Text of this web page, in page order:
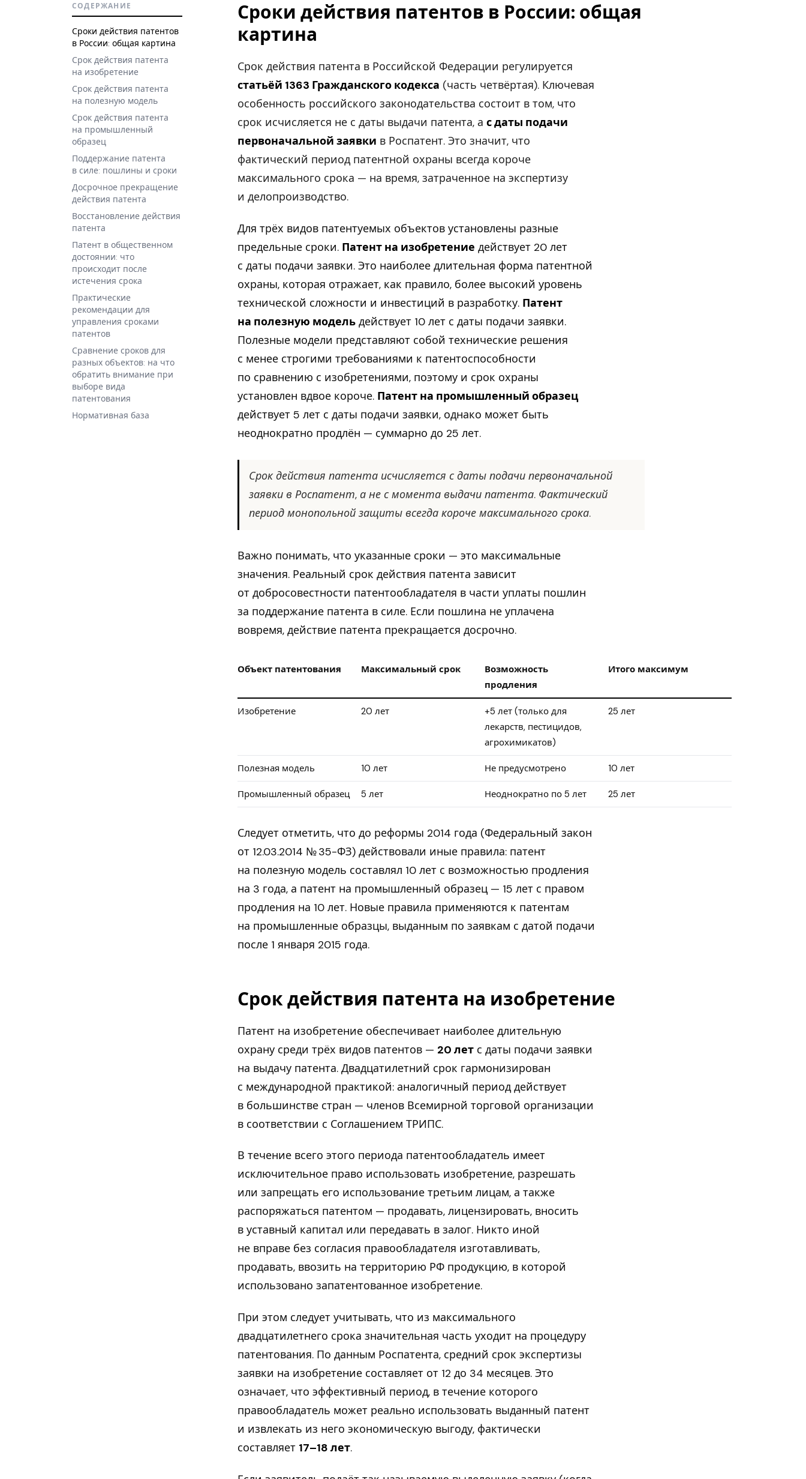
СОДЕРЖАНИЕ
Сроки действия патентов
в России: общая картина
Срок действия патента
на изобретение
Срок действия патента
на полезную модель
Срок действия патента
на промышленный
образец
Поддержание патента
в силе: пошлины и сроки
Досрочное прекращение
действия патента
Восстановление действия
патента
Патент в общественном
достоянии: что
происходит после
истечения срока
Практические
рекомендации для
управления сроками
патентов
Сравнение сроков для
разных объектов: на что
обратить внимание при
выборе вида
патентования
Нормативная база
Сроки действия патентов в России: общая
картина
Срок действия патента в Российской Федерации регулируется
статьёй 1363 Гражданского кодекса (часть четвёртая). Ключевая
особенность российского законодательства состоит в том, что
срок исчисляется не с даты выдачи патента, а с даты подачи
первоначальной заявки в Роспатент. Это значит, что
фактический период патентной охраны всегда короче
максимального срока — на время, затраченное на экспертизу
и делопроизводство.
Для трёх видов патентуемых объектов установлены разные
предельные сроки. Патент на изобретение действует 20 лет
с даты подачи заявки. Это наиболее длительная форма патентной
охраны, которая отражает, как правило, более высокий уровень
технической сложности и инвестиций в разработку. Патент
на полезную модель действует 10 лет с даты подачи заявки.
Полезные модели представляют собой технические решения
с менее строгими требованиями к патентоспособности
по сравнению с изобретениями, поэтому и срок охраны
установлен вдвое короче. Патент на промышленный образец
действует 5 лет с даты подачи заявки, однако может быть
неоднократно продлён — суммарно до 25 лет.
Срок действия патента исчисляется с даты подачи первоначальной
заявки в Роспатент, а не с момента выдачи патента. Фактический
период монопольной защиты всегда короче максимального срока.
Важно понимать, что указанные сроки — это максимальные
значения. Реальный срок действия патента зависит
от добросовестности патентообладателя в части уплаты пошлин
за поддержание патента в силе. Если пошлина не уплачена
вовремя, действие патента прекращается досрочно.
Объект патентования Максимальный срок
Возможность
продления
Итого максимум
Изобретение 20 лет
+5 лет (только для
лекарств, пестицидов,
агрохимикатов)
25 лет
Полезная модель 10 лет Не предусмотрено 10 лет
Промышленный образец 5 лет Неоднократно по 5 лет 25 лет
Следует отметить, что до реформы 2014 года (Федеральный закон
от 12.03.2014 № 35-ФЗ) действовали иные правила: патент
на полезную модель составлял 10 лет с возможностью продления
на 3 года, а патент на промышленный образец — 15 лет с правом
продления на 10 лет. Новые правила применяются к патентам
на промышленные образцы, выданным по заявкам с датой подачи
после 1 января 2015 года.
Срок действия патента на изобретение
Патент на изобретение обеспечивает наиболее длительную
охрану среди трёх видов патентов — 20 лет с даты подачи заявки
на выдачу патента. Двадцатилетний срок гармонизирован
с международной практикой: аналогичный период действует
в большинстве стран — членов Всемирной торговой организации
в соответствии с Соглашением ТРИПС.
В течение всего этого периода патентообладатель имеет
исключительное право использовать изобретение, разрешать
или запрещать его использование третьим лицам, а также
распоряжаться патентом — продавать, лицензировать, вносить
в уставный капитал или передавать в залог. Никто иной
не вправе без согласия правообладателя изготавливать,
продавать, ввозить на территорию РФ продукцию, в которой
использовано запатентованное изобретение.
При этом следует учитывать, что из максимального
двадцатилетнего срока значительная часть уходит на процедуру
патентования. По данным Роспатента, средний срок экспертизы
заявки на изобретение составляет от 12 до 34 месяцев. Это
означает, что эффективный период, в течение которого
правообладатель может реально использовать выданный патент
и извлекать из него экономическую выгоду, фактически
составляет 17–18 лет.